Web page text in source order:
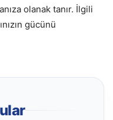
olanak tanır. İlgili
gücünü